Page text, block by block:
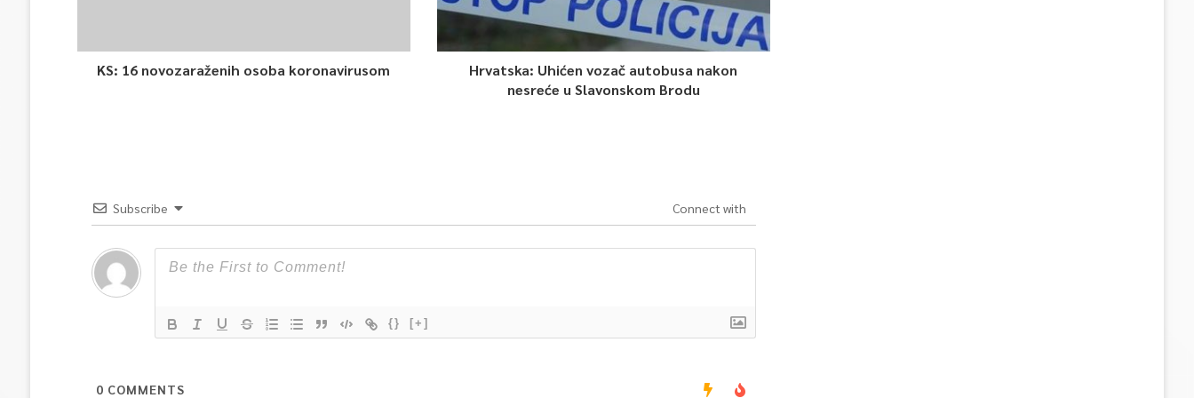
KS: 16 novozaraženih osoba koronavirusom
Hrvatska: Uhićen vozač autobusa nakon
nesreće u Slavonskom Brodu
Subscribe Connect with
{} [+]
0 COMMENTS